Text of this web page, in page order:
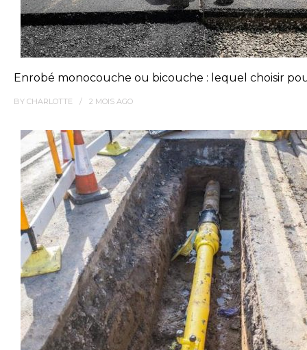
Enrobé monocouche ou bicouche : lequel choisir
BY CHARLOTTE 2 MOIS AGO